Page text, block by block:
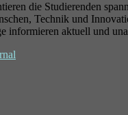
die Studierenden
Technik und
informieren aktuell und